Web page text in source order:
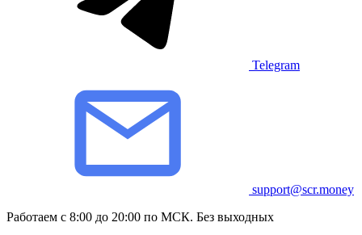
Telegram
support@scr.money
Работаем с 8:00 до 20:00 по МСК. Без выходных